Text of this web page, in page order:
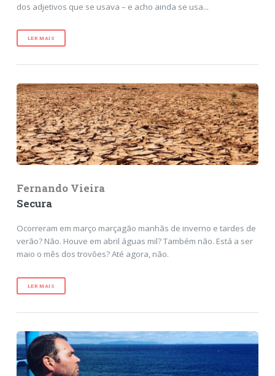
dos adjetivos que se usava – e acho ainda se usa...
LER MAIS
Fernando Vieira
Secura
Ocorreram em março marçagão manhãs de inverno e tardes de
verão? Não. Houve em abril águas mil? Também não. Está a ser
maio o mês dos trovões? Até agora, não.
LER MAIS